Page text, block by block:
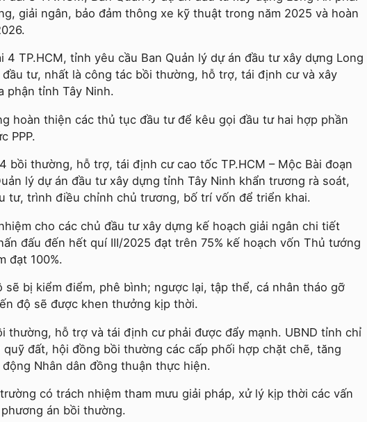
giải ngân, bảo đảm thông xe kỹ thuật trong năm 2025 và hoàn
4 TP.HCM, tỉnh yêu cầu Ban Quản lý dự án đầu tư xây dựng Long
tư, nhất là công tác bồi thường, hỗ trợ, tái định cư và xây
phận tỉnh Tây Ninh.
hoàn thiện các thủ tục đầu tư để kêu gọi đầu tư hai hợp phần
PPP.
bồi thường, hỗ trợ, tái định cư cao tốc TP.HCM – Mộc Bài đoạn
lý dự án đầu tư xây dựng tỉnh Tây Ninh khẩn trương rà soát,
tư, trình điều chỉnh chủ trương, bố trí vốn để triển khai.
cho các chủ đầu tư xây dựng kế hoạch giải ngân chi tiết
đấu đến hết quí III/2025 đạt trên 75% kế hoạch vốn Thủ tướng
đạt 100%.
sẽ bị kiểm điểm, phê bình; ngược lại, tập thể, cá nhân tháo gỡ
độ sẽ được khen thưởng kịp thời.
thường, hỗ trợ và tái định cư phải được đẩy mạnh. UBND tỉnh chỉ
quỹ đất, hội đồng bồi thường các cấp phối hợp chặt chẽ, tăng
Nhân dân đồng thuận thực hiện.
có trách nhiệm tham mưu giải pháp, xử lý kịp thời các vấn
án bồi thường.